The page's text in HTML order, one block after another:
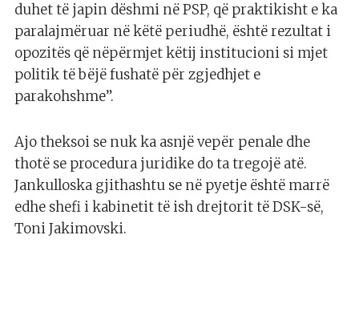
duhet të japin dëshmi në PSP, që praktikisht e ka
paralajmëruar në këtë periudhë, është rezultat i
opozitës që nëpërmjet këtij institucioni si mjet
politik të bëjë fushatë për zgjedhjet e
parakohshme”.
Ajo theksoi se nuk ka asnjë vepër penale dhe
thotë se procedura juridike do ta tregojë atë.
Jankulloska gjithashtu se në pyetje është marrë
edhe shefi i kabinetit të ish drejtorit të DSK-së,
Toni Jakimovski.